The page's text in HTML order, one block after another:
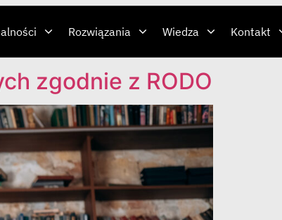
Rozwiązania Wiedza Kontakt
zgodnie z RODO